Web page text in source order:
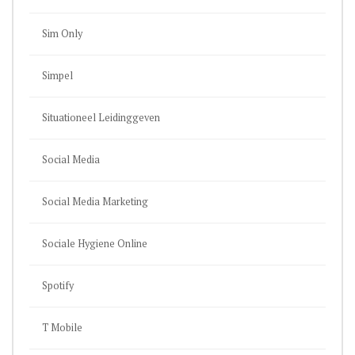
Sim Only
Simpel
Situationeel Leidinggeven
Social Media
Social Media Marketing
Sociale Hygiene Online
Spotify
T Mobile